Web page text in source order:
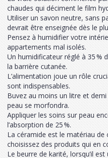
chaudes qui déciment le film
Utiliser un savon neutre, sans
devrait être enseignée dès le
Pensez à humidifier votre
appartements mal isolés.
Un humidificateur réglé à 35 %
la barrière cutanée.
L’alimentation joue un rôle
sont indispensables.
Buvez au moins un litre et
peau se morfondra.
Appliquer les soins sur peau
l’absorption de 25 %.
La céramide est le matériau
choisissez des produits qui en
Le beurre de karité, lorsqu’il